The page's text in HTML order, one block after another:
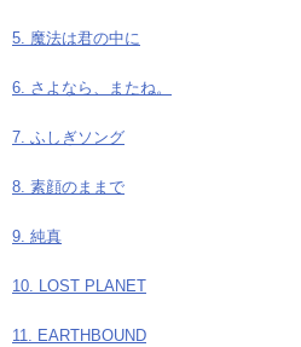
5. 魔法は君の中に
6. さよなら、またね。
7. ふしぎソング
8. 素顔のままで
9. 純真
10. LOST PLANET
11. EARTHBOUND